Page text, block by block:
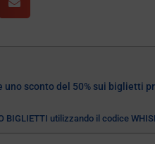
uno sconto del 50% sui biglietti
BIGLIETTI utilizzando il codice